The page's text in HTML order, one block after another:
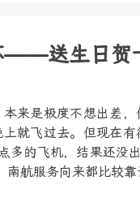
——送生日贺
来是极度不想出差
就飞过去。但现在
多的飞机，结果还没
南航服务向来都比较